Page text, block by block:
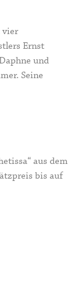
vier
Ernst
und
Seine
aus dem
bis auf